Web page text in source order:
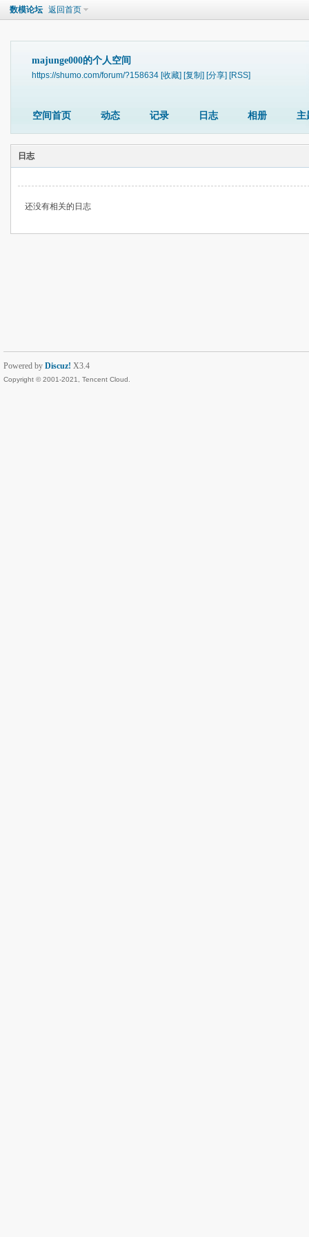
数模论坛 返回首页
majunge000的个人空间
https://shumo.com/forum/?158634 [收藏] [复制] [分享] [RSS]
空间首页 动态 记录 日志 相册 主
日志
还没有相关的日志
Powered by Discuz! X3.4
Copyright © 2001-2021, Tencent Cloud.